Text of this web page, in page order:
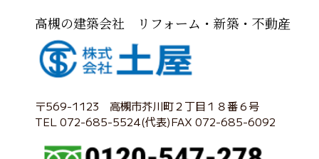
高槻の建築会社 リフォーム・新築・不動産
〒569-1123 高槻市芥川町２丁目１８番６号
TEL 072-685-5524(代表)FAX 072-685-6092